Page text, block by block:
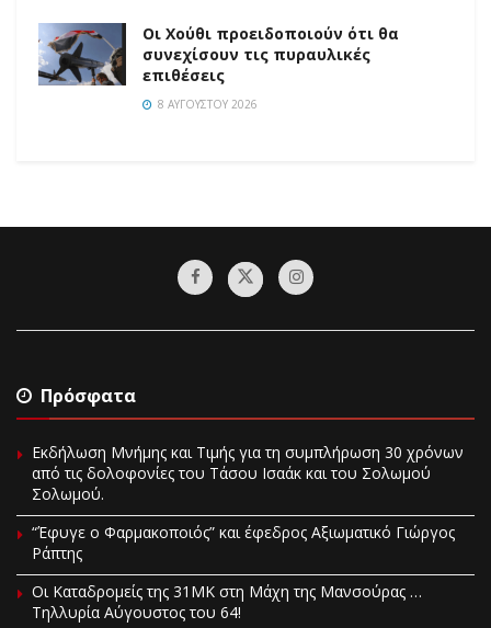
Οι Χούθι προειδοποιούν ότι θα
συνεχίσουν τις πυραυλικές
επιθέσεις
8 ΑΥΓΟΎΣΤΟΥ 2026
Πρόσφατα
Εκδήλωση Μνήμης και Τιμής για τη συμπλήρωση 30 χρόνων
από τις δολοφονίες του Τάσου Ισαάκ και του Σολωμού
Σολωμού.
“Έφυγε ο Φαρμακοποιός” και έφεδρος Αξιωματικό Γιώργος
Ράπτης
Οι Καταδρομείς της 31ΜΚ στη Mάχη της Μανσούρας …
Τηλλυρία Αύγουστος του 64!